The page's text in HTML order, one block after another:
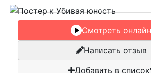
Смотреть онлайн
Написать отзыв
Добавить в список